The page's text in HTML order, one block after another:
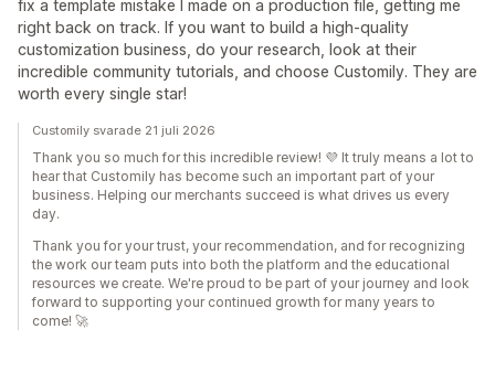
fix a template mistake I made on a production file, getting me
right back on track. If you want to build a high-quality
customization business, do your research, look at their
incredible community tutorials, and choose Customily. They are
worth every single star!
Customily svarade 21 juli 2026
Thank you so much for this incredible review! 💜 It truly means a lot to
hear that Customily has become such an important part of your
business. Helping our merchants succeed is what drives us every
day.
Thank you for your trust, your recommendation, and for recognizing
the work our team puts into both the platform and the educational
resources we create. We're proud to be part of your journey and look
forward to supporting your continued growth for many years to
come! 🚀